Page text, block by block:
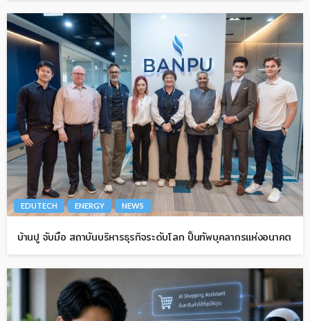
EDUTECH ENERGY NEWS
บ้านปู จับมือ สถาบันบริหารธุรกิจระดับโลก ปั้นทัพบุคลากรแห่งอนาคต